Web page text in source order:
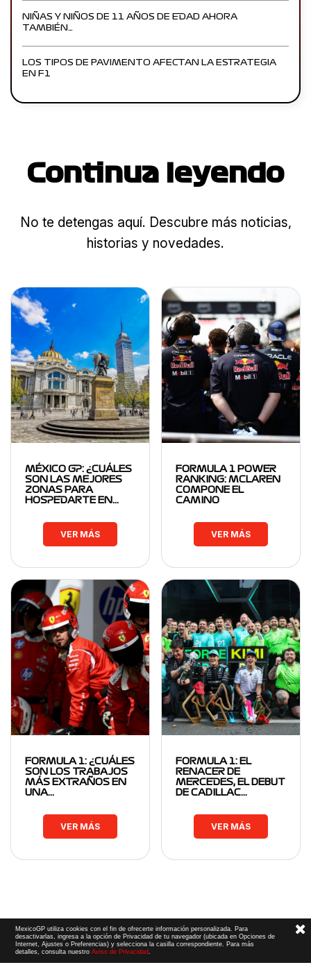
NIÑAS Y NIÑOS DE 11 AÑOS DE EDAD AHORA
TAMBIÉN…
LOS TIPOS DE PAVIMENTO AFECTAN LA ESTRATEGIA
EN F1
Continua leyendo
No te detengas aquí. Descubre más noticias,
historias y novedades.
MÉXICO GP: ¿CUÁLES
SON LAS MEJORES
ZONAS PARA
HOSPEDARTE EN…
VER MÁS
FORMULA 1 POWER
RANKING: MCLAREN
COMPONE EL
CAMINO
VER MÁS
FORMULA 1: ¿CUÁLES
SON LOS TRABAJOS
MÁS EXTRAÑOS EN
UNA…
VER MÁS
FORMULA 1: EL
RENACER DE
MERCEDES, EL DEBUT
DE CADILLAC…
VER MÁS
MexicoGP utiliza cookies con el fin de ofrecerte información personalizada. Para
desactivarlas, ingresa a la opción de Privacidad de tu navegador (ubicada en Opciones de
Internet, Ajustes o Preferencias) y selecciona la casilla correspondiente. Para más
detalles, consulta nuestroAviso de Privacidad.